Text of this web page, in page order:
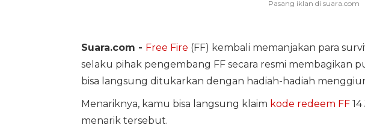
Suara.com - Free Fire (FF) kembali memanjakan para
selaku pihak pengembang FF secara resmi membagikan
bisa langsung ditukarkan dengan hadiah-hadiah
Menariknya, kamu bisa langsung klaim kode redeem FF14
menarik tersebut.